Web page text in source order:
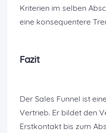
Kriterien im selben
eine konsequentere
Fazit
Der Sales Funnel ist
Vertrieb. Er bildet den
Erstkontakt bis zum